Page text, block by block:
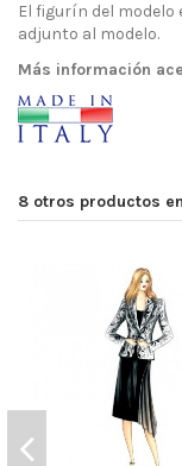
El figurín del modelo
adjunto al modelo.
Más información
8 otros productos